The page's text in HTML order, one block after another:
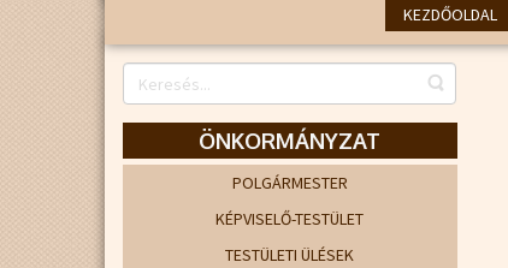
KEZDŐOLDAL
ÖNKORMÁNYZAT
POLGÁRMESTER
KÉPVISELŐ-TESTÜLET
TESTÜLETI ÜLÉSEK